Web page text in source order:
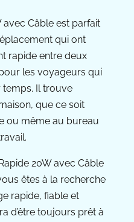
avec Câble est parfait
qui ont
rapide entre deux
les voyageurs qui
Il trouve
que ce soit
ou même au bureau
20W avec Câble
êtes à la recherche
rapide, fiable et
d’être toujours prêt à